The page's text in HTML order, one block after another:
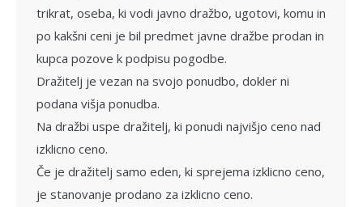
trikrat, oseba, ki vodi javno dražbo, ugotovi, komu in
po kakšni ceni je bil predmet javne dražbe prodan in
kupca pozove k podpisu pogodbe.
Dražitelj je vezan na svojo ponudbo, dokler ni
podana višja ponudba.
Na dražbi uspe dražitelj, ki ponudi najvišjo ceno nad
izklicno ceno.
Če je dražitelj samo eden, ki sprejema izklicno ceno,
je stanovanje prodano za iz­klicno ceno.